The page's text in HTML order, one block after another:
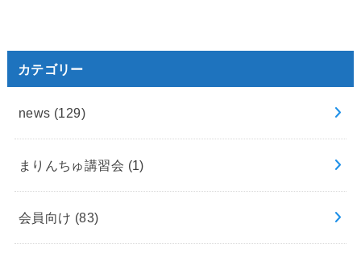
カテゴリー
news (129)
まりんちゅ講習会 (1)
会員向け (83)